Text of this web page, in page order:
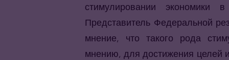
стимулировании
Представитель Федеральной
мнение, что такого рода
мнению, для достижения целей